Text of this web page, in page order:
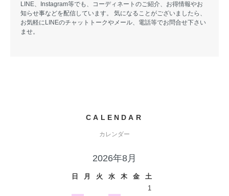
LINE、Instagram等でも、コーディネートのご紹介、お得情報やお
知らせ事などを配信しています。 気になることがございましたら、
お気軽にLINEのチャットトークやメール、電話等でお問合せ下さい
ませ。
CALENDAR
カレンダー
2026年8月
日 月 火 水 木 金
土
1